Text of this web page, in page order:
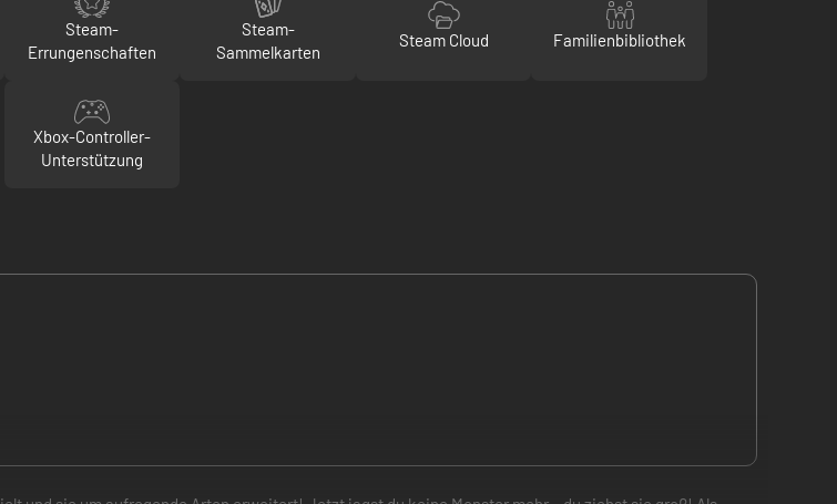
Steam-
Errungenschaften
Steam-
Sammelkarten
Steam Cloud Familienbibliothek
Xbox-Controller-
Unterstützung